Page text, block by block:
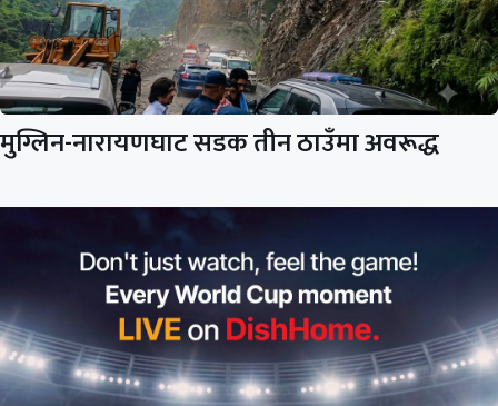
मुग्लिन-नारायणघाट सडक तीन ठाउँमा अवरूद्ध